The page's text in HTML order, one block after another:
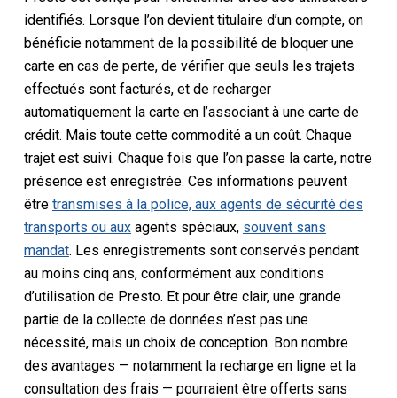
identifiés. Lorsque l’on devient titulaire d’un compte, on
bénéficie notamment de la possibilité de bloquer une
carte en cas de perte, de vérifier que seuls les trajets
effectués sont facturés, et de recharger
automatiquement la carte en l’associant à une carte de
crédit. Mais toute cette commodité a un coût. Chaque
trajet est suivi. Chaque fois que l’on passe la carte, notre
présence est enregistrée. Ces informations peuvent
être transmises à la police, aux agents de sécurité des
transports ou auxagents spéciaux, souvent sans
mandat. Les enregistrements sont conservés pendant
au moins cinq ans, conformément aux conditions
d’utilisation de Presto. Et pour être clair, une grande
partie de la collecte de données n’est pas une
nécessité, mais un choix de conception. Bon nombre
des avantages — notamment la recharge en ligne et la
consultation des frais — pourraient être offerts sans